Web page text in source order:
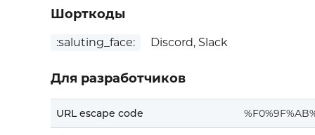
Шорткоды
:saluting_face: Discord, Slack
Для разработчиков
URL escape code